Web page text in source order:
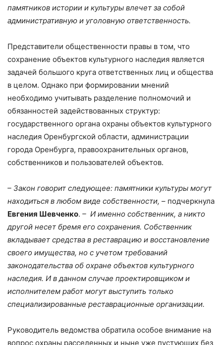
памятников истории и культуры влечет за собой
административную и уголовную ответственность.
Представители общественности правы в том, что
сохранение объектов культурного наследия является
задачей большого круга ответственных лиц и общества
в целом. Однако при формировании мнений
необходимо учитывать разделение полномочий и
обязанностей задействованных структур:
государственного органа охраны объектов культурного
наследия Оренбургской области, администрации
города Оренбурга, правоохранительных органов,
собственников и пользователей объектов.
– Закон говорит следующее: памятники культуры могут
находиться в любом виде собственности, – подчеркнула
Евгения Шевченко. – И именно собственник, а никто
другой несет бремя его сохранения. Собственник
вкладывает средства в реставрацию и восстановление
своего имущества, но с учетом требований
законодательства об охране объектов культурного
наследия. И в данном случае проектировщиком и
исполнителем работ могут выступить только
специализированные реставрационные организации.
Руководитель ведомства обратила особое внимание на
вопрос охраны расселенных и ныне уже пустующих без